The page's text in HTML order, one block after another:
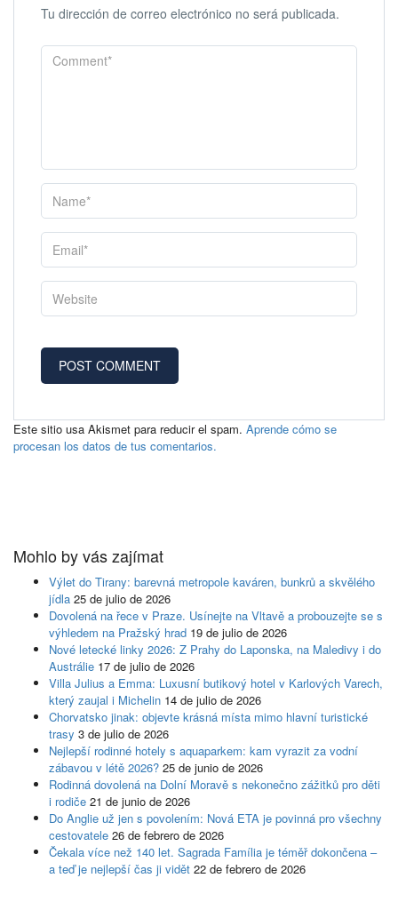
Tu dirección de correo electrónico no será publicada.
Este sitio usa Akismet para reducir el spam. Aprende cómo se
procesan los datos de tus comentarios.
Mohlo by vás zajímat
Výlet do Tirany: barevná metropole kaváren, bunkrů a skvělého
jídla 25 de julio de 2026
Dovolená na řece v Praze. Usínejte na Vltavě a probouzejte se s
výhledem na Pražský hrad 19 de julio de 2026
Nové letecké linky 2026: Z Prahy do Laponska, na Maledivy i do
Austrálie 17 de julio de 2026
Villa Julius a Emma: Luxusní butikový hotel v Karlových Varech,
který zaujal i Michelin 14 de julio de 2026
Chorvatsko jinak: objevte krásná místa mimo hlavní turistické
trasy 3 de julio de 2026
Nejlepší rodinné hotely s aquaparkem: kam vyrazit za vodní
zábavou v létě 2026? 25 de junio de 2026
Rodinná dovolená na Dolní Moravě s nekonečno zážitků pro děti
i rodiče 21 de junio de 2026
Do Anglie už jen s povolením: Nová ETA je povinná pro všechny
cestovatele 26 de febrero de 2026
Čekala více než 140 let. Sagrada Família je téměř dokončena –
a teď je nejlepší čas ji vidět 22 de febrero de 2026